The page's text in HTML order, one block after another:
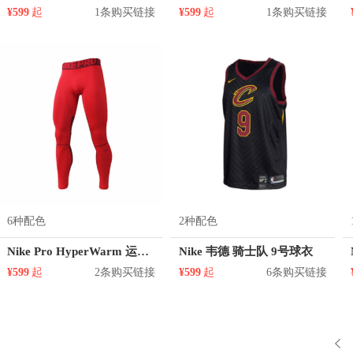
¥599 起 1条购买链接 ¥599 起 1条购买链接
6种配色
Nike Pro HyperWarm 运动压缩加绒紧身弹力裤 802002
¥599 起 2条购买链接
2种配色
Nike 韦德 骑士队 9号球衣
¥599 起 6条购买链接